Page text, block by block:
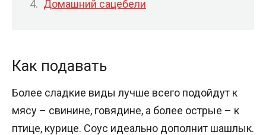
Домашний сацебели
Как подавать
Более сладкие виды лучше всего подойдут к
мясу – свинине, говядине, а более острые – к
птице, курице. Соус идеально дополнит шашлык.